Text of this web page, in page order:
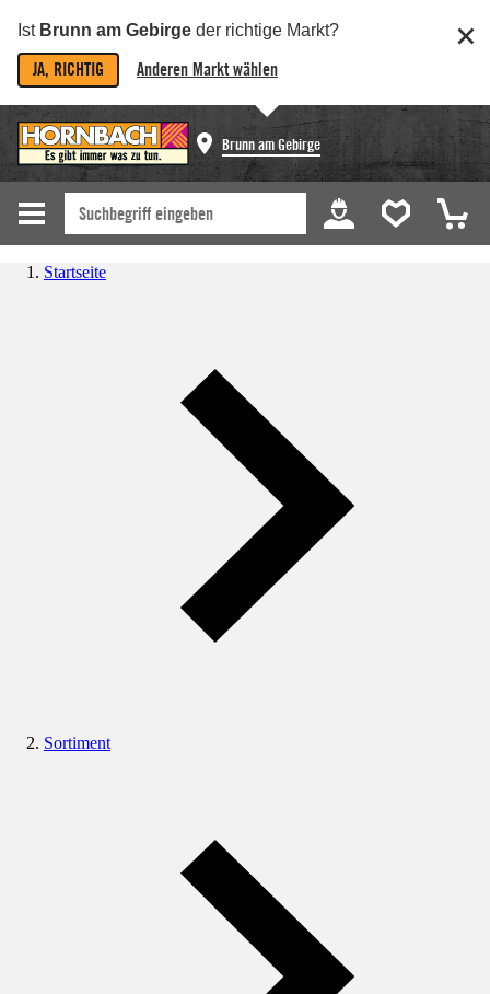
Ist Brunn am Gebirge der richtige Markt?
JA, RICHTIG Anderen Markt wählen
Brunn am Gebirge
Startseite
Sortiment